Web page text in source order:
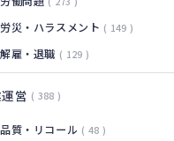
労災・ハラスメント 149
解雇・退職 129
営 388
品質・リコール 48